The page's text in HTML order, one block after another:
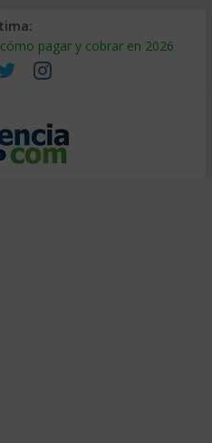
pagar y cobrar en 2026
qué sale tan caro
auditarla a tiempo
de suministro: qué hacer
cómo segmentarlo y venderle